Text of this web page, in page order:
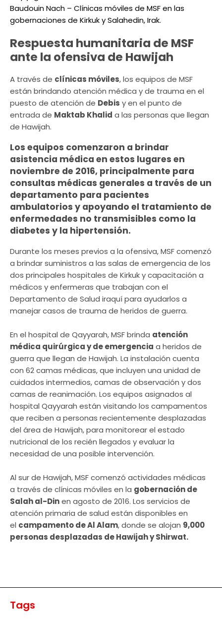
Baudouin Nach – Clínicas móviles de MSF en las
gobernaciones de Kirkuk y Salahedin, Irak.
Respuesta humanitaria de MSF
ante la ofensiva de Hawijah
A través de clínicas móviles, los equipos de MSF
están brindando atención médica y de trauma en el
puesto de atención de Debis y en el punto de
entrada de Maktab Khalid a las personas que llegan
de Hawijah.
Los equipos comenzaron a brindar
asistencia médica en estos lugares en
noviembre de 2016, principalmente para
consultas médicas generales a través de un
departamento para pacientes
ambulatorios y apoyando el tratamiento de
enfermedades no transmisibles como la
diabetes y la hipertensión.
Durante los meses previos a la ofensiva, MSF comenzó
a brindar suministros a las salas de emergencia de los
dos principales hospitales de Kirkuk y capacitación a
médicos y enfermeras que trabajan con el
Departamento de Salud iraquí para ayudarlos a
manejar casos de trauma de heridos de guerra.
En el hospital de Qayyarah, MSF brinda atención
médica quirúrgica y de emergencia a heridos de
guerra que llegan de Hawijah. La instalación cuenta
con 62 camas médicas, que incluyen una unidad de
cuidados intermedios, camas de observación y dos
camas de reanimación. Los equipos asignados al
hospital Qayyarah están visitando los campamentos
que reciben a personas recientemente desplazadas
del área de Hawijah, para monitorear el estado
nutricional de los recién llegados y evaluar la
necesidad de una posible intervención.
Al sur de Hawijah, MSF comenzó actividades médicas
a través de clínicas móviles en la gobernación de
Salah al-Dinen agosto de 2016. Los servicios de
atención primaria de salud están disponibles en
el campamento de Al Alam, donde se alojan 9,000
personas desplazadas de Hawijah y Shirwat.
Tags